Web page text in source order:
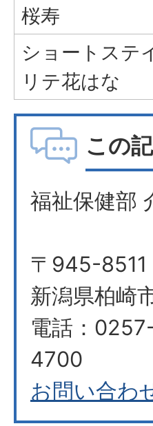
桜寿
ショートステ
リテ花はな
この
福祉保健部
〒945-8511
新潟県柏崎
電話：
4700
お問い合わ